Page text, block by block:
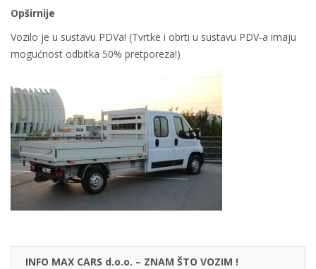
Opširnije
Vozilo je u sustavu PDVa! (Tvrtke i obrti u sustavu PDV-a imaju
mogućnost odbitka 50% pretporeza!)
INFO MAX CARS d.o.o. – ZNAM ŠTO VOZIM !